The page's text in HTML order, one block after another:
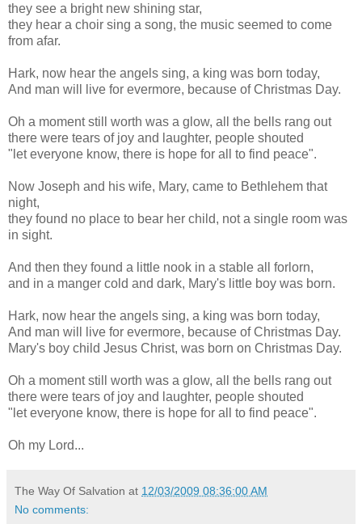
they see a bright new shining star,
they hear a choir sing a song, the music seemed to come
from afar.
Hark, now hear the angels sing, a king was born today,
And man will live for evermore, because of Christmas Day.
Oh a moment still worth was a glow, all the bells rang out
there were tears of joy and laughter, people shouted
"let everyone know, there is hope for all to find peace".
Now Joseph and his wife, Mary, came to Bethlehem that
night,
they found no place to bear her child, not a single room was
in sight.
And then they found a little nook in a stable all forlorn,
and in a manger cold and dark, Mary's little boy was born.
Hark, now hear the angels sing, a king was born today,
And man will live for evermore, because of Christmas Day.
Mary's boy child Jesus Christ, was born on Christmas Day.
Oh a moment still worth was a glow, all the bells rang out
there were tears of joy and laughter, people shouted
"let everyone know, there is hope for all to find peace".
Oh my Lord...
The Way Of Salvation at 12/03/2009 08:36:00 AM
No comments: